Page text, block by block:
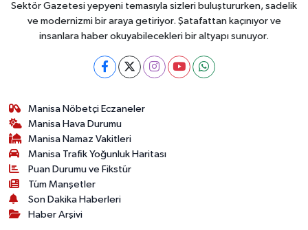
Sektör Gazetesi yepyeni temasıyla sizleri buluştururken, sadelik
ve modernizmi bir araya getiriyor. Şatafattan kaçınıyor ve
insanlara haber okuyabilecekleri bir altyapı sunuyor.
Manisa Nöbetçi Eczaneler
Manisa Hava Durumu
Manisa Namaz Vakitleri
Manisa Trafik Yoğunluk Haritası
Puan Durumu ve Fikstür
Tüm Manşetler
Son Dakika Haberleri
Haber Arşivi